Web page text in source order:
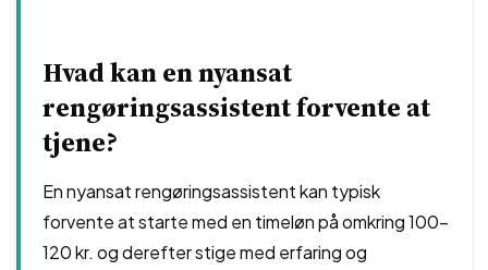
Hvad kan en nyansat
rengøringsassistent forvente at
tjene?
En nyansat rengøringsassistent kan typisk
forvente at starte med en timeløn på omkring 100-
120 kr. og derefter stige med erfaring og